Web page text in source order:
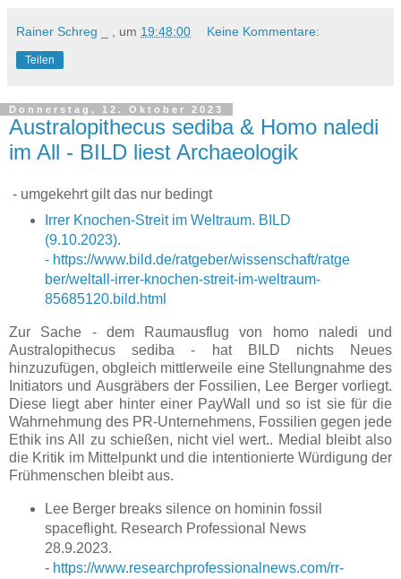
Rainer Schreg _ , um 19:48:00 Keine Kommentare:
Teilen
Donnerstag, 12. Oktober 2023
Australopithecus sediba & Homo naledi
im All - BILD liest Archaeologik
- umgekehrt gilt das nur bedingt
Irrer Knochen-Streit im Weltraum. BILD
(9.10.2023).
- https://www.bild.de/ratgeber/wissenschaft/ratge
ber/weltall-irrer-knochen-streit-im-weltraum-
85685120.bild.html
Zur Sache - dem Raumausflug von homo naledi und
Australopithecus sediba - hat BILD nichts Neues
hinzuzufügen, obgleich mittlerweile eine Stellungnahme des
Initiators und Ausgräbers der Fossilien, Lee Berger vorliegt.
Diese liegt aber hinter einer PayWall und so ist sie für die
Wahrnehmung des PR-Unternehmens, Fossilien gegen jede
Ethik ins All zu schießen, nicht viel wert.. Medial bleibt also
die Kritik im Mittelpunkt und die intentionierte Würdigung der
Frühmenschen bleibt aus.
Lee Berger breaks silence on hominin fossil
spaceflight. Research Professional News
28.9.2023.
- https://www.researchprofessionalnews.com/rr-